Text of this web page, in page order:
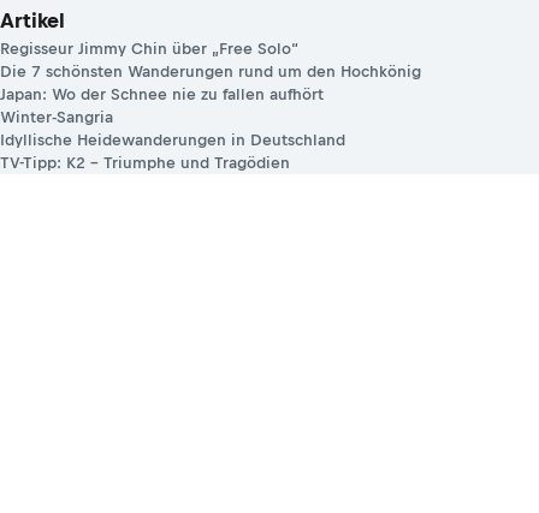
Artikel
Regisseur Jimmy Chin über „Free Solo“
Die 7 schönsten Wanderungen rund um den Hochkönig
Japan: Wo der Schnee nie zu fallen aufhört
Winter-Sangria
Idyllische Heidewanderungen in Deutschland
TV-Tipp: K2 – Triumphe und Tragödien